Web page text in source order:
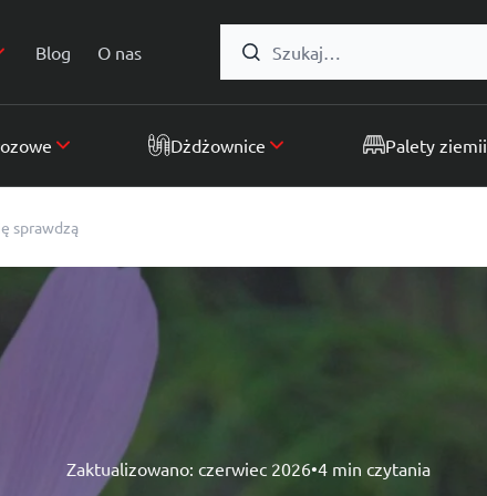
Blog O nas
Dżdżownice Palety ziemii
sprawdzą
Zaktualizowano: czerwiec 2026•4 min czytania